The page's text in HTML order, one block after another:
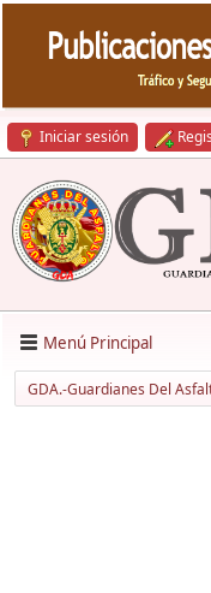
Iniciar sesión
Menú Principal
GDA.-Guardianes Del